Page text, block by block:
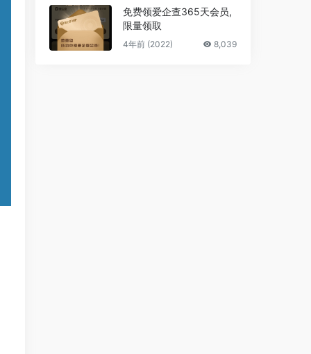
免费领爱企查365天会员,
限量领取
4年前 (2022) 8,039